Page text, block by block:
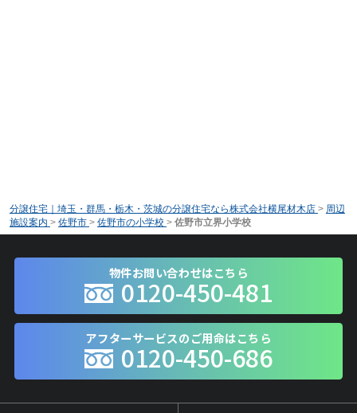
分譲住宅｜埼玉・群馬・栃木・茨城の分譲住宅なら株式会社横尾材木店 > 周辺
施設案内 > 佐野市 > 佐野市の小学校 > 佐野市立界小学校
物件お問い合わせはこちら
0120-450-481
アフターサービスのご用命はこちら
0120-450-686